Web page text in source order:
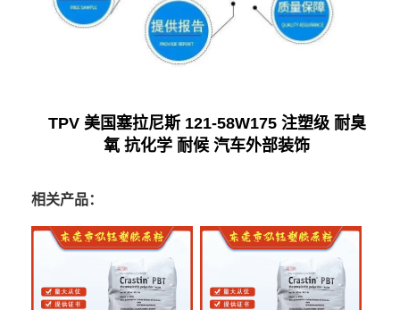
TPV 美国塞拉尼斯 121-58W175 注塑级 耐臭
氧 抗化学 耐候 汽车外部装饰
相关产品：